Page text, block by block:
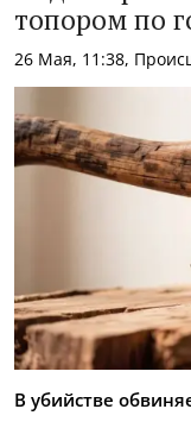
топором по
26 Мая, 11:38,
В убийстве